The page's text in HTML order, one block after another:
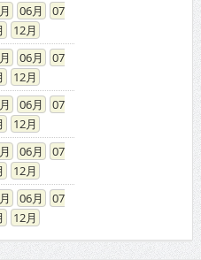
12
06
12
06
12
06
12